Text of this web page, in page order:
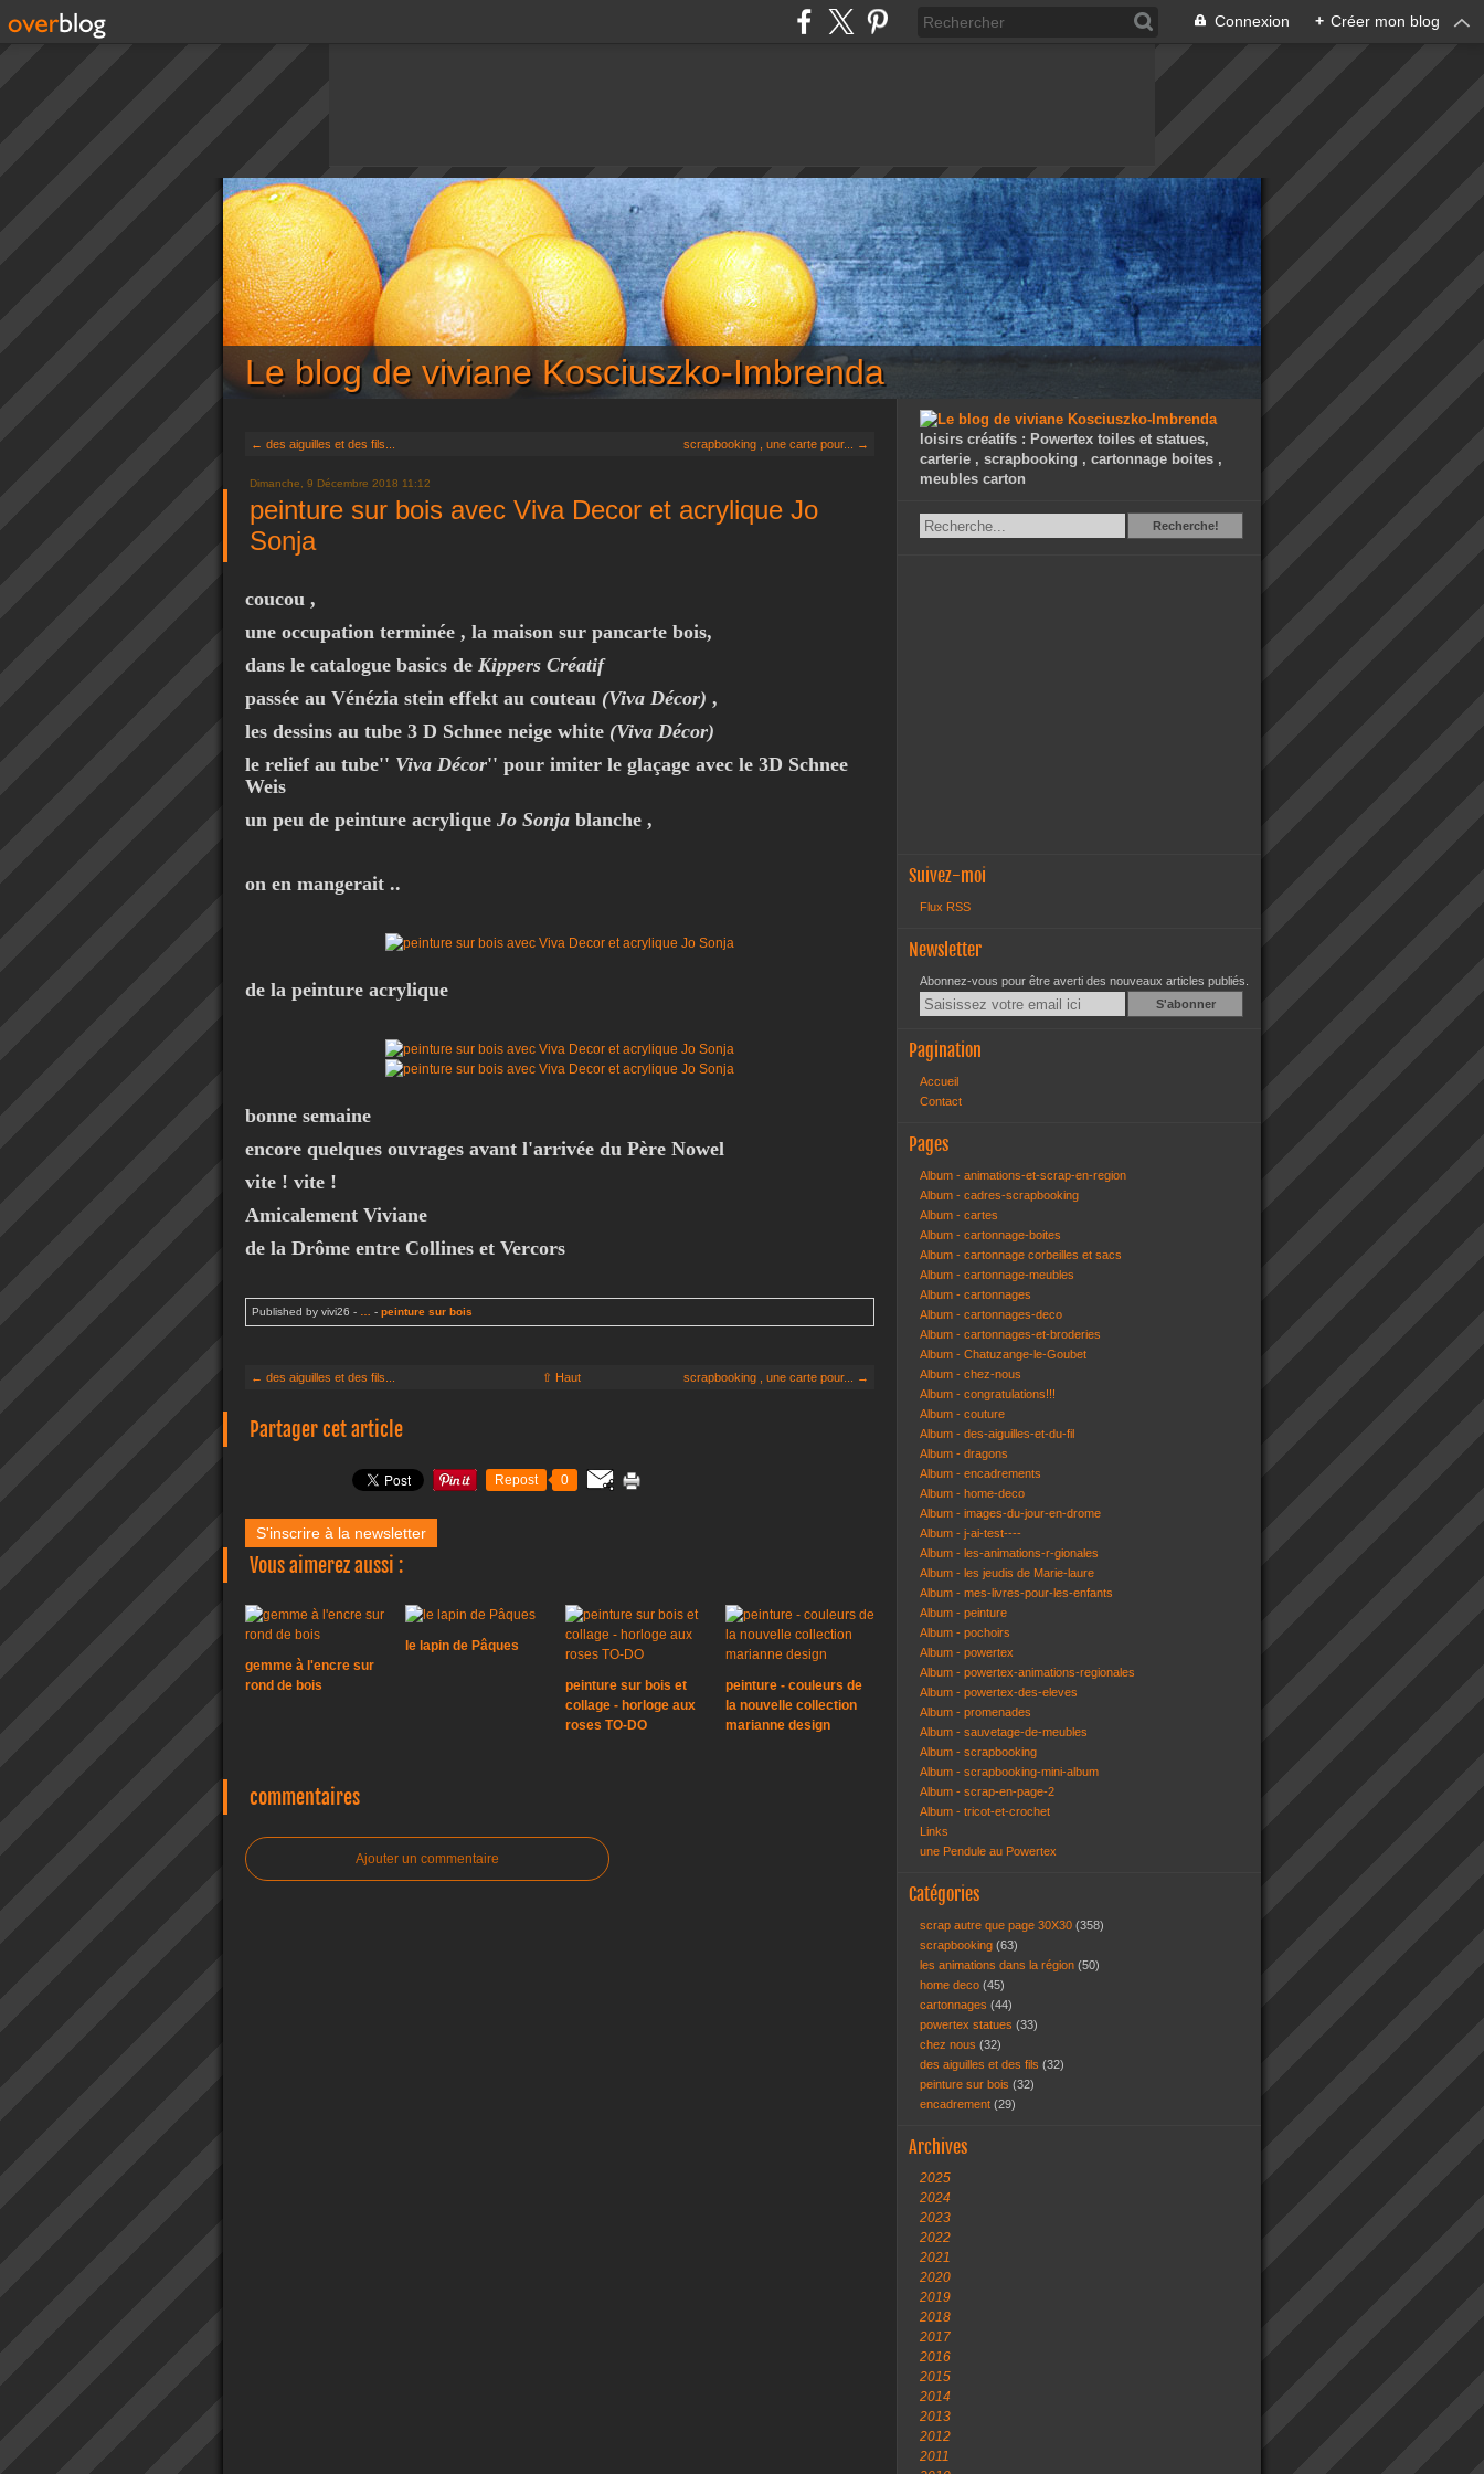
Connexion + Créer mon blog
Le blog de viviane Kosciuszko-Imbrenda
← des aiguilles et des fils... scrapbooking , une carte pour... →
Dimanche, 9 Décembre 2018 11:12
peinture sur bois avec Viva Decor et acrylique Jo
Sonja
coucou ,
une occupation terminée , la maison sur pancarte bois,
dans le catalogue basics de Kippers Créatif
passée au Vénézia stein effekt au couteau (Viva Décor) ,
les dessins au tube 3 D Schnee neige white (Viva Décor)
le relief au tube'' Viva Décor'' pour imiter le glaçage avec le 3D Schnee
Weis
un peu de peinture acrylique Jo Sonja blanche ,
on en mangerait ..
de la peinture acrylique
bonne semaine
encore quelques ouvrages avant l'arrivée du Père Nowel
vite ! vite !
Amicalement Viviane
de la Drôme entre Collines et Vercors
Published by vivi26 - - peinture sur bois
← des aiguilles et des fils... ⇧ Haut scrapbooking , une carte pour... →
Partager cet article
Repost 0
S'inscrire à la newsletter
Vous aimerez aussi :
gemme à l'encre sur
rond de bois
le lapin de Pâques
peinture sur bois et
collage - horloge aux
roses TO-DO
peinture - couleurs de
la nouvelle collection
marianne design
commentaires
Ajouter un commentaire
loisirs créatifs : Powertex toiles et statues,
carterie , scrapbooking , cartonnage boites ,
meubles carton
RechercheRecherche!
Suivez-moi
Flux RSS
Newsletter
Abonnez-vous pour être averti des nouveaux articles publiés.
Email
Pagination
Accueil
Contact
Pages
Album - animations-et-scrap-en-region
Album - cadres-scrapbooking
Album - cartes
Album - cartonnage-boites
Album - cartonnage corbeilles et sacs
Album - cartonnage-meubles
Album - cartonnages
Album - cartonnages-deco
Album - cartonnages-et-broderies
Album - Chatuzange-le-Goubet
Album - chez-nous
Album - congratulations!!!
Album - couture
Album - des-aiguilles-et-du-fil
Album - dragons
Album - encadrements
Album - home-deco
Album - images-du-jour-en-drome
Album - j-ai-test----
Album - les-animations-r-gionales
Album - les jeudis de Marie-laure
Album - mes-livres-pour-les-enfants
Album - peinture
Album - pochoirs
Album - powertex
Album - powertex-animations-regionales
Album - powertex-des-eleves
Album - promenades
Album - sauvetage-de-meubles
Album - scrapbooking
Album - scrapbooking-mini-album
Album - scrap-en-page-2
Album - tricot-et-crochet
Links
une Pendule au Powertex
Catégories
scrap autre que page 30X30 (358)
scrapbooking (63)
les animations dans la région (50)
home deco (45)
cartonnages (44)
powertex statues (33)
chez nous (32)
des aiguilles et des fils (32)
peinture sur bois (32)
encadrement (29)
Archives
2025
2024
2023
2022
2021
2020
2019
2018
2017
2016
2015
2014
2013
2012
2011